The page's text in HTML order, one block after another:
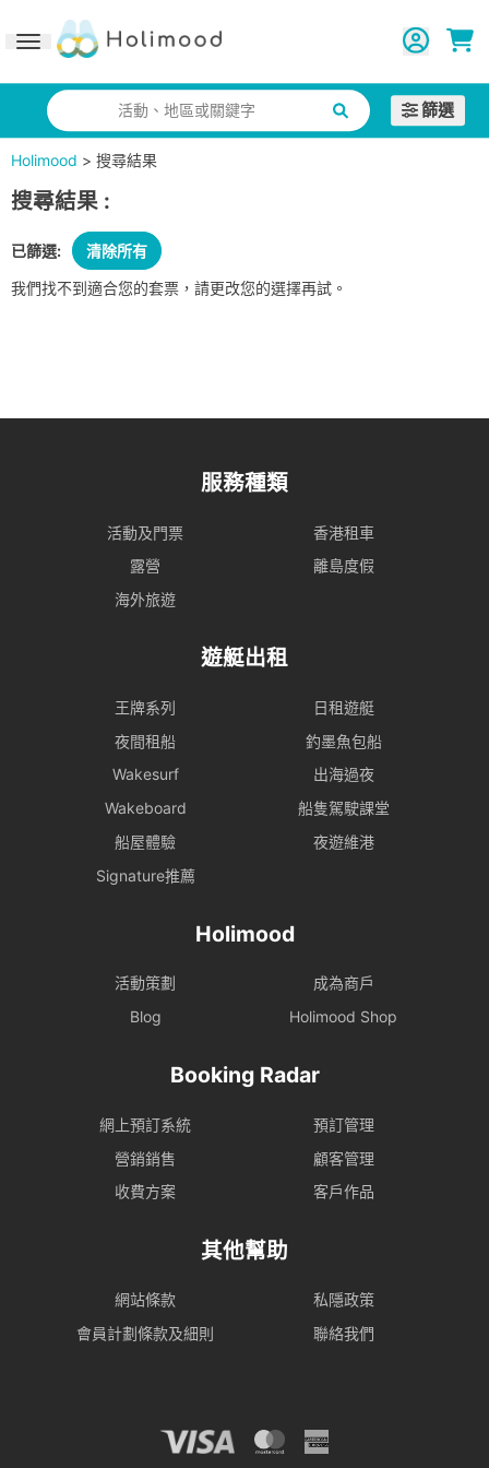
Toggle navigation
活動、地區或關鍵字 篩選
Holimood > 搜尋結果
搜尋結果 :
已篩選:
清除所有
我們找不到適合您的套票，請更改您的選擇再試。
服務種類
活動及門票
香港租車
露營
離島度假
海外旅遊
遊艇出租
王牌系列
日租遊艇
夜間租船
釣墨魚包船
Wakesurf
出海過夜
Wakeboard
船隻駕駛課堂
船屋體驗
夜遊維港
Signature推薦
Holimood
活動策劃
成為商戶
Blog
Holimood Shop
Booking Radar
網上預訂系統
預訂管理
營銷銷售
顧客管理
收費方案
客戶作品
其他幫助
網站條款
私隱政策
會員計劃條款及細則
聯絡我們